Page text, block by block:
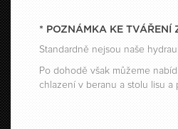
* POZNÁMKA KE TVÁŘENÍ
Standardně nejsou naše
Po dohodě však můžeme
chlazení v beranu a stolu lisu